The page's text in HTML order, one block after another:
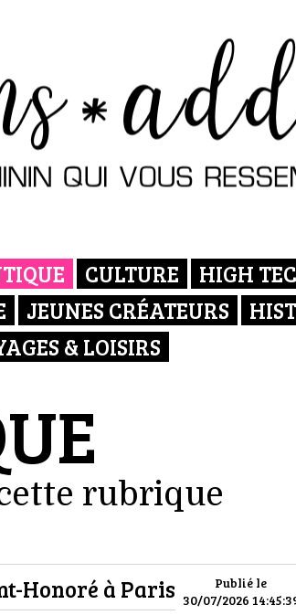
CULTURE HIGH
JEUNES CRÉATEURS
& LOISIRS
rubrique
Publié le
30/07/2026
Honoré à Paris